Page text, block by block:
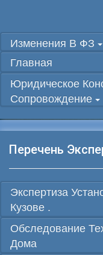
Изменения В ФЗ
Главная
Юридическое
Сопровождение
Перечень
Экспертиза
Кузове .
Обследование
Дома